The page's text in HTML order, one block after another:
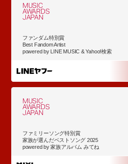
MUSIC
AWARDS
JAPAN
ファンダム特別賞
Best Fandom Artist
powered by LINE MUSIC & Yahoo!検索
MUSIC
AWARDS
JAPAN
ファミリーソング特別賞
家族が選んだベストソング 2025
powered by 家族アルバム みてね